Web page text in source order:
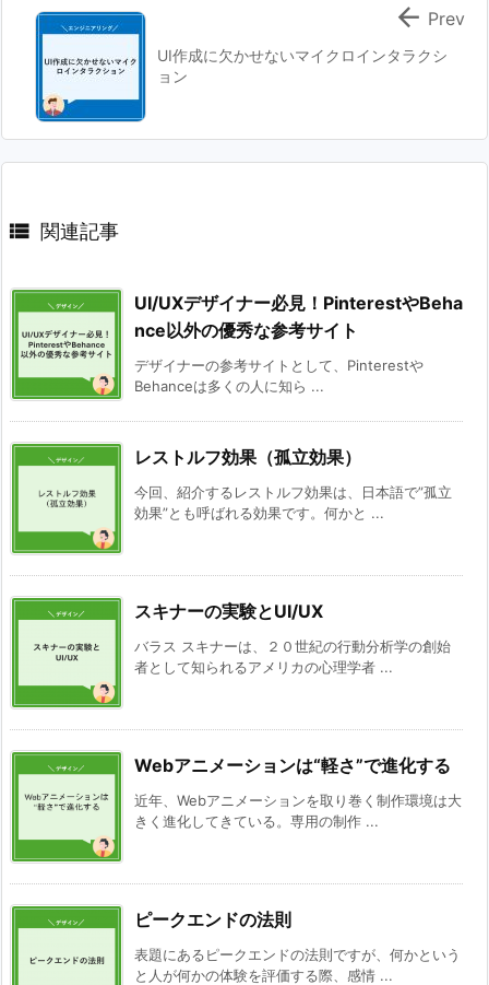
UI作成に欠かせないマイクロインタラクシ
ョン
 Prev
 関連記事
UI/UXデザイナー必見！PinterestやBeha
nce以外の優秀な参考サイト
デザイナーの参考サイトとして、Pinterestや
Behanceは多くの人に知ら ...
レストルフ効果（孤立効果）
今回、紹介するレストルフ効果は、日本語で”孤立
効果”とも呼ばれる効果です。何かと ...
スキナーの実験とUI/UX
バラス スキナーは、２０世紀の行動分析学の創始
者として知られるアメリカの心理学者 ...
Webアニメーションは“軽さ”で進化する
近年、Webアニメーションを取り巻く制作環境は大
きく進化してきている。専用の制作 ...
ピークエンドの法則
表題にあるピークエンドの法則ですが、何かという
と人が何かの体験を評価する際、感情 ...